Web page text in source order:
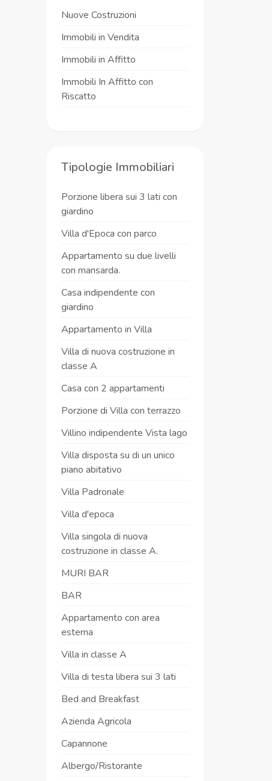
Nuove Costruzioni
Immobili in Vendita
Immobili in Affitto
Immobili In Affitto con
Riscatto
Tipologie Immobiliari
Porzione libera sui 3 lati con
giardino
Villa d'Epoca con parco
Appartamento su due livelli
con mansarda.
Casa indipendente con
giardino
Appartamento in Villa
Villa di nuova costruzione in
classe A
Casa con 2 appartamenti
Porzione di Villa con terrazzo
Villino indipendente Vista lago
Villa disposta su di un unico
piano abitativo
Villa Padronale
Villa d'epoca
Villa singola di nuova
costruzione in classe A.
MURI BAR
BAR
Appartamento con area
esterna
Villa in classe A
Villa di testa libera sui 3 lati
Bed and Breakfast
Azienda Agricola
Capannone
Albergo/Ristorante